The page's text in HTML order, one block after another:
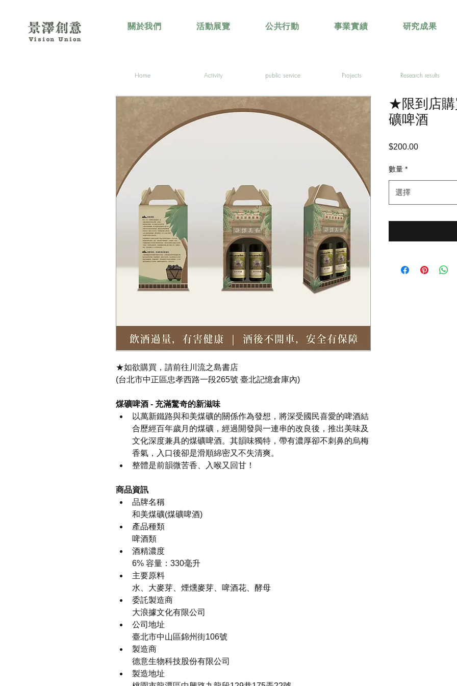
關於我們 活動展覽 公共行動 事業實績 研究成果
Home Activity public service Projects Research results
★如欲購買，請前往川流之島書店
(台北市中正區忠孝西路一段265號 臺北記憶倉庫內)
煤礦啤酒 - 充滿驚奇的新滋味
以萬新鐵路與和美煤礦的關係作為發想，將深受國民喜愛的啤酒結
合歷經百年歲月的煤礦，經過開發與一連串的改良後，推出美味及
文化深度兼具的煤礦啤酒。其韻味獨特，帶有濃厚卻不刺鼻的烏梅
香氣，入口後卻是滑順綿密又不失清爽。
整體是前韻微苦香、入喉又回甘！
商品資訊
品牌名稱
和美煤礦(煤礦啤酒)
產品種類
啤酒類
酒精濃度
6% 容量：330毫升
主要原料
水、大麥芽、煙燻麥芽、啤酒花、酵母
委託製造商
大浪據文化有限公司
公司地址
臺北市中山區錦州街106號
製造商
德意生物科技股份有限公司
製造地址
★限到店
礦啤酒
$200.00價
數量 *
選擇